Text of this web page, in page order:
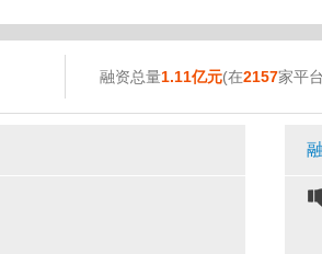
融资总量1.11亿元(在2157家平